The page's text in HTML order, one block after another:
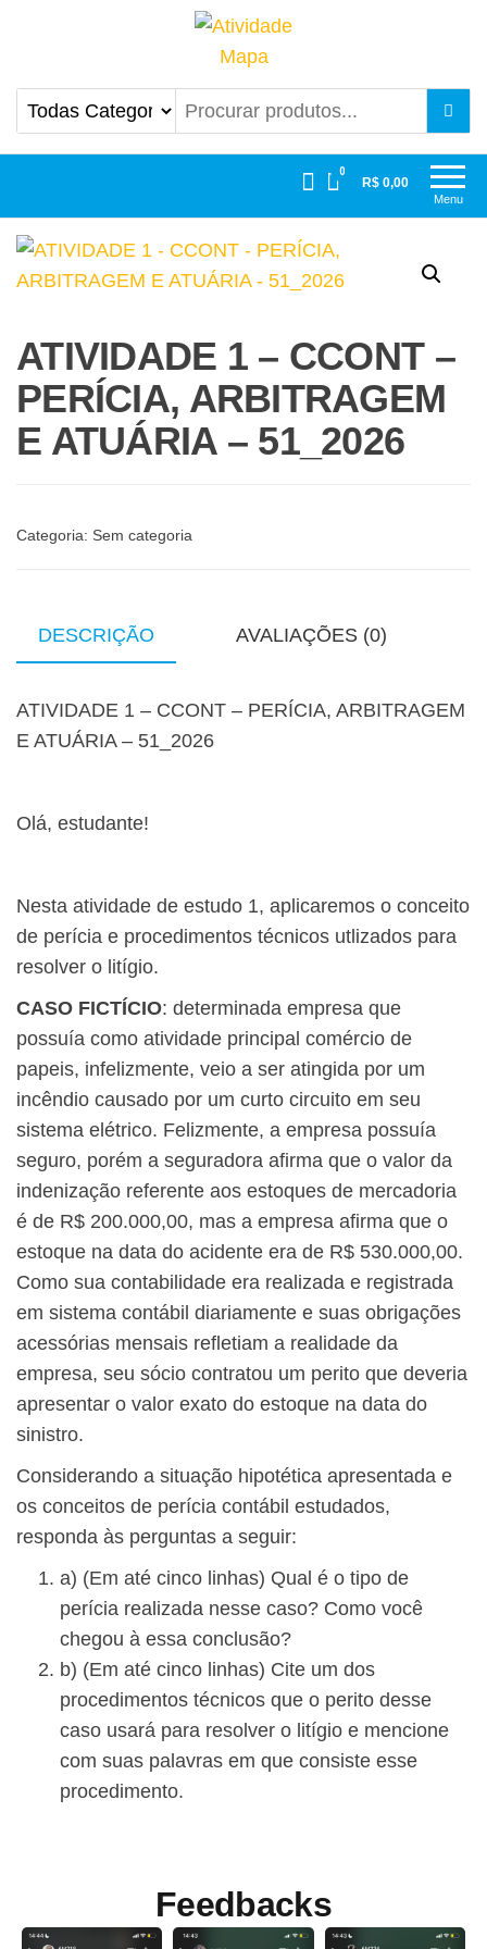
Atividade Mapa Mapa UniCesumar
Menu
0
R$ 0,00
ATIVIDADE 1 – CCONT –
PERÍCIA, ARBITRAGEM
E ATUÁRIA – 51_2026
Categoria: Sem categoria
DESCRIÇÃO AVALIAÇÕES (0)
ATIVIDADE 1 – CCONT – PERÍCIA, ARBITRAGEM
E ATUÁRIA – 51_2026
Olá, estudante!
Nesta atividade de estudo 1, aplicaremos o conceito
de perícia e procedimentos técnicos utlizados para
resolver o litígio.
CASO FICTÍCIO: determinada empresa que
possuía como atividade principal comércio de
papeis, infelizmente, veio a ser atingida por um
incêndio causado por um curto circuito em seu
sistema elétrico. Felizmente, a empresa possuía
seguro, porém a seguradora afirma que o valor da
indenização referente aos estoques de mercadoria
é de R$ 200.000,00, mas a empresa afirma que o
estoque na data do acidente era de R$ 530.000,00.
Como sua contabilidade era realizada e registrada
em sistema contábil diariamente e suas obrigações
acessórias mensais refletiam a realidade da
empresa, seu sócio contratou um perito que deveria
apresentar o valor exato do estoque na data do
sinistro.
Considerando a situação hipotética apresentada e
os conceitos de perícia contábil estudados,
responda às perguntas a seguir:
a) (Em até cinco linhas) Qual é o tipo de
perícia realizada nesse caso? Como você
chegou à essa conclusão?
b) (Em até cinco linhas) Cite um dos
procedimentos técnicos que o perito desse
caso usará para resolver o litígio e mencione
com suas palavras em que consiste esse
procedimento.
Feedbacks